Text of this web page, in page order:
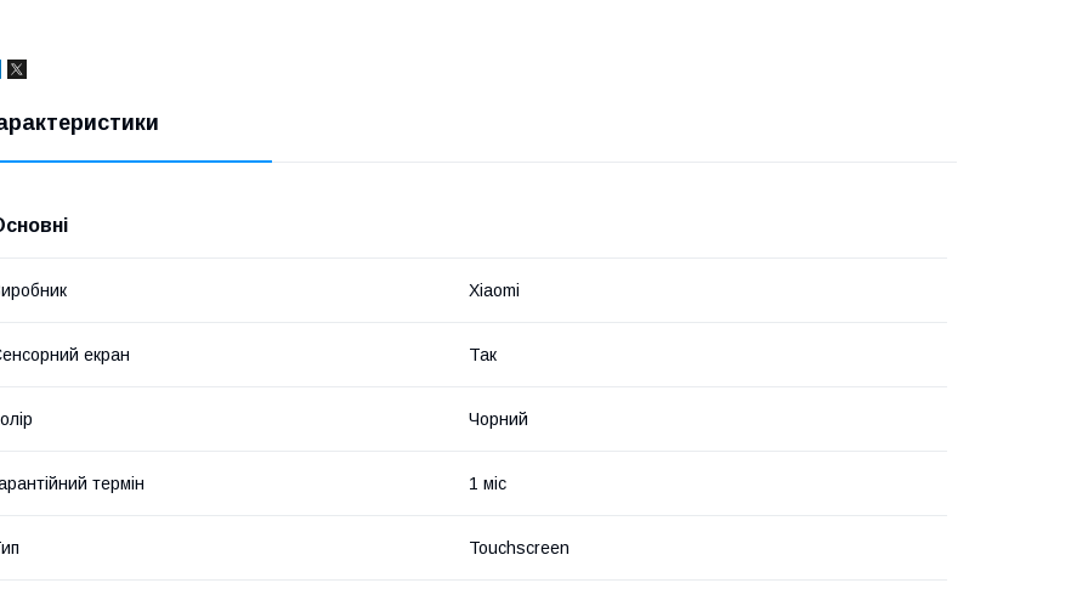
Xiaomi
екран Так
Чорний
термін 1 міс
Touchscreen